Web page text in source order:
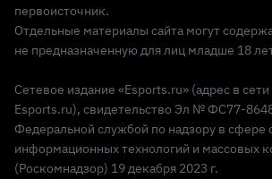
первоисточник.
Отдельные материалы сайта могут
не предназначенную для лиц младше 18
Сетевое издание «Esports.ru» (адрес в
Esports.ru), свидетельство Эл № ФС77-
Федеральной службой по надзору в сфере
информационных технологий и массовых
(Роскомнадзор) 19 декабря 2023 г.